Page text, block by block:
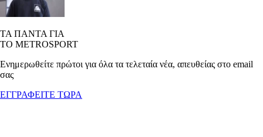
ΤΑ ΠΑΝΤΑ ΓΙΑ
ΤΟ METROSPORT
Ενημερωθείτε πρώτοι για όλα τα τελεταία νέα, απευθείας στο email
σας
ΕΓΓΡΑΦΕΙΤΕ ΤΩΡΑ